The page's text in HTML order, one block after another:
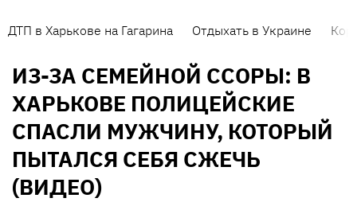
ДТП в Харькове на Гагарина Отдыхать в Украине
ИЗ-ЗА СЕМЕЙНОЙ ССОРЫ: В
ХАРЬКОВЕ ПОЛИЦЕЙСКИЕ
СПАСЛИ МУЖЧИНУ, КОТОРЫЙ
ПЫТАЛСЯ СЕБЯ СЖЕЧЬ
(ВИДЕО)